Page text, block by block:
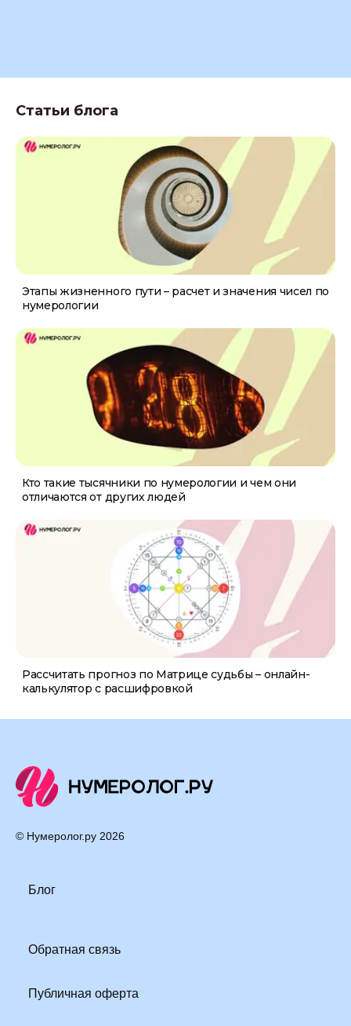
Статьи блога
Этапы жизненного пути – расчет и значения чисел по
нумерологии
Кто такие тысячники по нумерологии и чем они
отличаются от других людей
Рассчитать прогноз по Матрице судьбы – онлайн-
калькулятор с расшифровкой
© Нумеролог.ру 2026
Блог
Обратная связь
Публичная оферта